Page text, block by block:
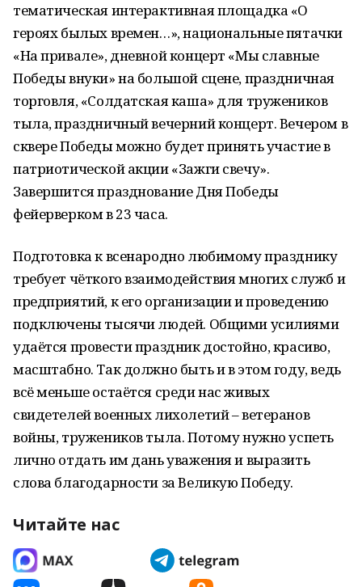
тематическая интерактивная площадка «О
героях былых времен…», национальные пятачки
«На привале», дневной концерт «Мы славные
Победы внуки» на большой сцене, праздничная
торговля, «Солдатская каша» для тружеников
тыла, праздничный вечерний концерт. Вечером в
сквере Победы можно будет принять участие в
патриотической акции «Зажги свечу».
Завершится празднование Дня Победы
фейерверком в 23 часа.
Подготовка к всенародно любимому празднику
требует чёткого взаимодействия многих служб и
предприятий, к его организации и проведению
подключены тысячи людей. Общими усилиями
удаётся провести праздник достойно, красиво,
масштабно. Так должно быть и в этом году, ведь
всё меньше остаётся среди нас живых
свидетелей военных лихолетий – ветеранов
войны, тружеников тыла. Потому нужно успеть
лично отдать им дань уважения и выразить
слова благодарности за Великую Победу.
Читайте нас